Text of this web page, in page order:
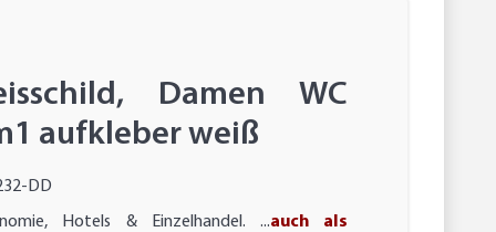
Damen WC
aufkleber weiß
DD
Hotels & Einzelhandel. ...auch als